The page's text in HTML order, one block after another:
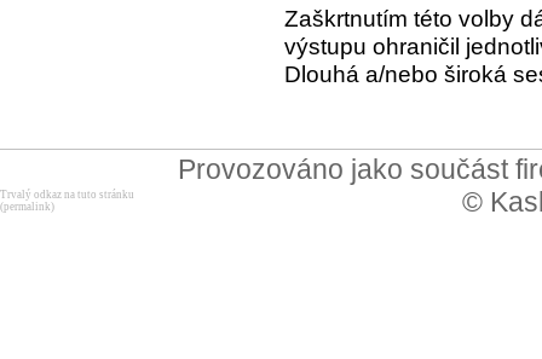
Zaškrtnutím této volby
výstupu ohraničil
Dlouhá a/nebo široká
Provozováno jako součást
©
Trvalý odkaz na tuto stránku
(permalink)